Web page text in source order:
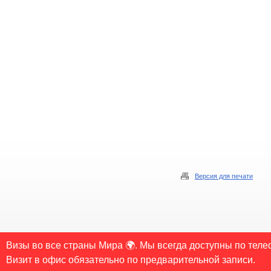
Визы во все страны Мира 🌍. Мы всегда доступны по
Визит в офис обязательно по предварительной записи.
Версия для печати
© 2006-2026 Copyrights «Visa-Spb.ru» Все права защищены. Свободное
обязательной для каждого взятого текста. Во всех остальных случаях требуется